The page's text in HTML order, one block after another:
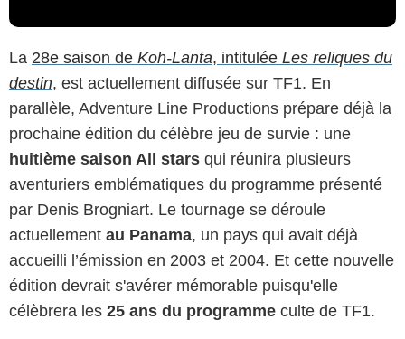
La 28e saison de Koh-Lanta, intitulée Les reliques du
destin, est actuellement diffusée sur TF1. En
parallèle, Adventure Line Productions prépare déjà la
prochaine édition du célèbre jeu de survie : une
huitième saison All stars qui réunira plusieurs
aventuriers emblématiques du programme présenté
par Denis Brogniart. Le tournage se déroule
actuellement au Panama, un pays qui avait déjà
accueilli l’émission en 2003 et 2004. Et cette nouvelle
édition devrait s'avérer mémorable puisqu'elle
célèbrera les 25 ans du programme culte de TF1.